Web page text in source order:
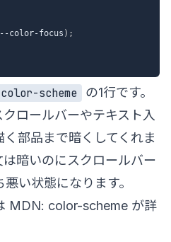
--color-focus ) ;
color-scheme
の1行です。
ロールバーやテキスト入
部品まで暗くしてくれま
暗いのにスクロールバー
い状態になります。
MDN: color-schemeが詳